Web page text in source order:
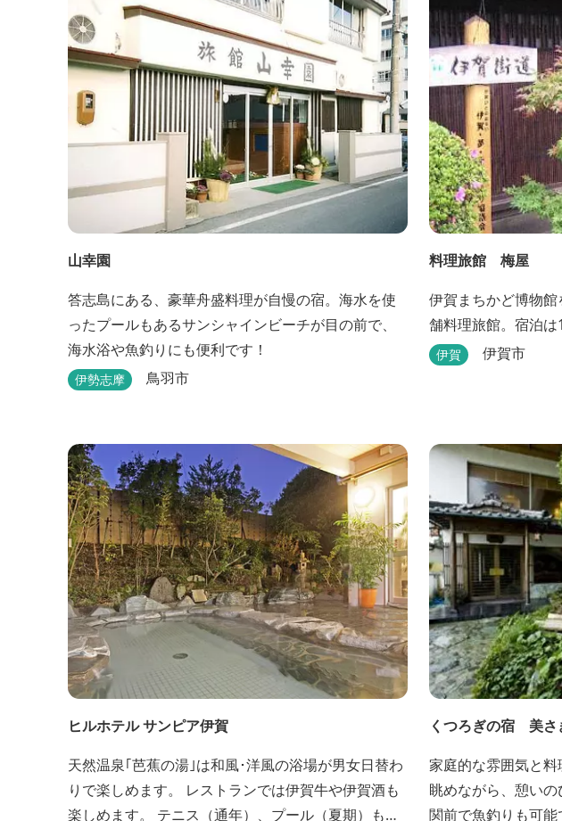
山幸園
答志島にある、豪華舟盛料理が自慢の宿。海水を使
ったプールもあるサンシャインビーチが目の前で、
海水浴や魚釣りにも便利です！
伊勢志摩 鳥羽市
料理旅館 梅屋
伊賀まちかど博物
舗料理旅館。宿泊は
伊賀 伊賀市
ヒルホテル サンピア伊賀
天然温泉｢芭蕉の湯｣は和風･洋風の浴場が男女日替わ
りで楽しめます。 レストランでは伊賀牛や伊賀酒も
楽しめます。 テニス（通年）、プール（夏期）もあ
くつろぎの宿 美さ
家庭的な雰囲気と
眺めながら、憩い
関前で魚釣りも可能